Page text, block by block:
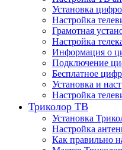
Установка
Настройка
Грамотная
Настройка
Информация о
Подключение
Бесплатное
Установка и
Настройка
Триколор ТВ
Установка
Настройка
Как правильно